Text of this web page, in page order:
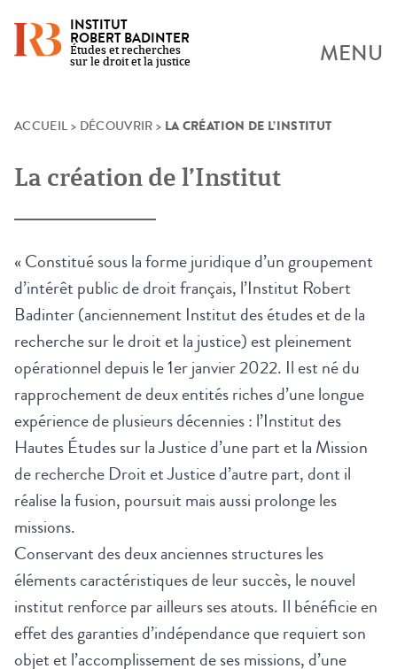
Skip
content
INSTITUT
ROBERT BADINTER
Études et recherches
sur le droit et la justice
MENU
ACCUEIL > DÉCOUVRIR > LA CRÉATION DE L’INSTITUT
La création de l’Institut
« Constitué sous la forme juridique d’un groupement
d’intérêt public de droit français, l’Institut Robert
Badinter (anciennement Institut des études et de la
recherche sur le droit et la justice) est pleinement
opérationnel depuis le 1er janvier 2022. Il est né du
rapprochement de deux entités riches d’une longue
expérience de plusieurs décennies : l’Institut des
Hautes Études sur la Justice d’une part et la Mission
de recherche Droit et Justice d’autre part, dont il
réalise la fusion, poursuit mais aussi prolonge les
missions.
Conservant des deux anciennes structures les
éléments caractéristiques de leur succès, le nouvel
institut renforce par ailleurs ses atouts. Il bénéficie en
effet des garanties d’indépendance que requiert son
objet et l’accomplissement de ses missions, d’une